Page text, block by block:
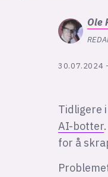
Ole
30.07.2024
Tidligere
AI-botter
for å